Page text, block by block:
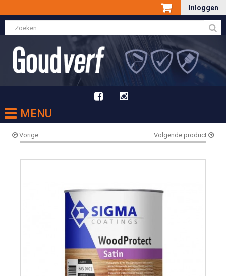
Inloggen
MENU
Vorige Volgende product